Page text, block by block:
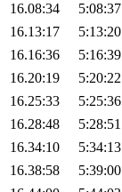
16.08:34
5:08:37
16.13:17
5:13:20
16.16:36
5:16:39
16.20:19
5:20:22
16.25:33
5:25:36
16.28:48
5:28:51
16.34:10
5:34:13
16.38:58
5:39:00